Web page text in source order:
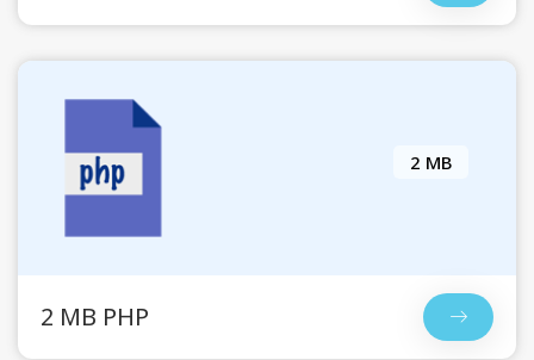
2 MB
2 MB PHP